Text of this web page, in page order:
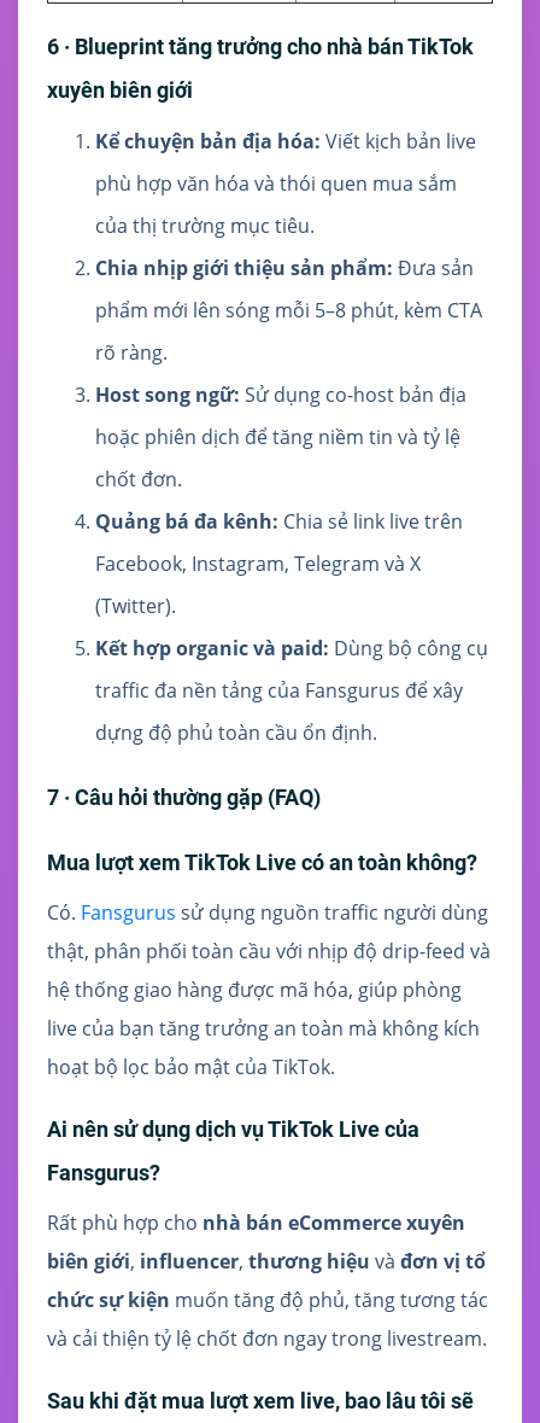
6 · Blueprint tăng trưởng cho nhà bán TikTok
xuyên biên giới
Kể chuyện bản địa hóa: Viết kịch bản live
phù hợp văn hóa và thói quen mua sắm
của thị trường mục tiêu.
Chia nhịp giới thiệu sản phẩm: Đưa sản
phẩm mới lên sóng mỗi 5–8 phút, kèm CTA
rõ ràng.
Host song ngữ: Sử dụng co-host bản địa
hoặc phiên dịch để tăng niềm tin và tỷ lệ
chốt đơn.
Quảng bá đa kênh: Chia sẻ link live trên
Facebook, Instagram, Telegram và X
(Twitter).
Kết hợp organic và paid: Dùng bộ công cụ
traffic đa nền tảng của Fansgurus để xây
dựng độ phủ toàn cầu ổn định.
7 · Câu hỏi thường gặp (FAQ)
Mua lượt xem TikTok Live có an toàn không?
Có. Fansgurus sử dụng nguồn traffic người dùng
thật, phân phối toàn cầu với nhịp độ drip-feed và
hệ thống giao hàng được mã hóa, giúp phòng
live của bạn tăng trưởng an toàn mà không kích
hoạt bộ lọc bảo mật của TikTok.
Ai nên sử dụng dịch vụ TikTok Live của
Fansgurus?
Rất phù hợp cho nhà bán eCommerce xuyên
biên giới, influencer, thương hiệu và đơn vị tổ
chức sự kiện muốn tăng độ phủ, tăng tương tác
và cải thiện tỷ lệ chốt đơn ngay trong livestream.
Sau khi đặt mua lượt xem live, bao lâu tôi sẽ